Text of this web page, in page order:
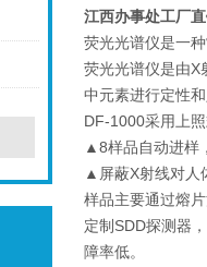
江西办事处工厂
荧光光谱仪是一
荧光光谱仪是由X
中元素进行定性
DF-1000采用上
▲8样品自动进样
▲屏蔽X射线对人
样品主要通过熔
定制SDD探测器
障率低。